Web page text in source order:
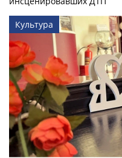
Культура